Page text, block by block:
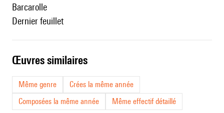
Barcarolle
Dernier feuillet
œuvres similaires
Même genre
Crées la même année
Composées la même année
Même effectif détaillé